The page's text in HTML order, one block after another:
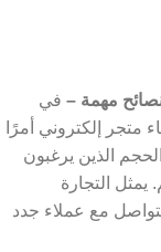
في
متجر إلكتروني أمرًا
الذين يرغبون
يمثل التجارة
مع عملاء جدد